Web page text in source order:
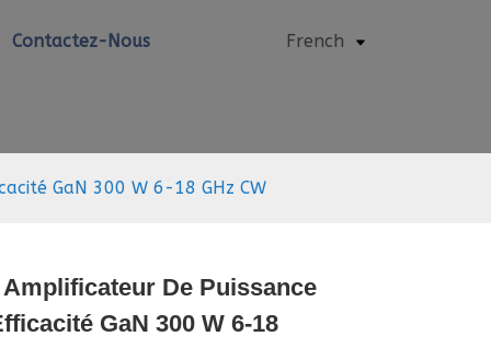
Contactez-Nous French
GaN 300 W 6-18 GHz CW
Loading...
Loading...
De Puissance
GaN 300 W 6-18